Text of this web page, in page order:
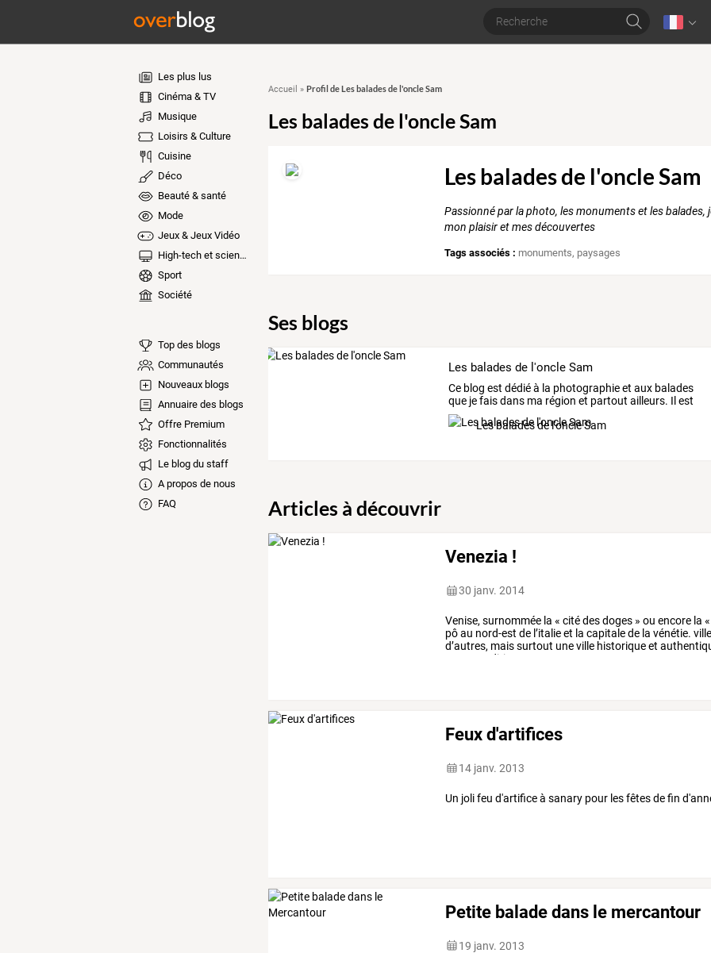
Les plus lus
Cinéma & TV
Musique
Loisirs & Culture
Cuisine
Déco
Beauté & santé
Mode
Jeux & Jeux Vidéo
High-tech et sciences
Sport
Société
Top des blogs
Communautés
Nouveaux blogs
Annuaire des blogs
Offre Premium
Fonctionnalités
Le blog du staff
A propos de nous
FAQ
Accueil » Profil de Les balades de l'oncle Sam
Les balades de l'oncle Sam
Les balades de l'oncle Sam
Passionné par la photo, les monuments et les
mon plaisir et mes découvertes
Tags associés : monuments, paysages
Ses blogs
Les balades de l'oncle Sam
Ceblog est dédiéà la photographieet auxbalades
quejefaisdansma région et partout ailleurs. Il est
fait
Les balades de l'oncle Sam
Articles à découvrir
Venezia !
30 janv. 2014
Venise, surnommée la « citédesdoges » ou encore la «
pôau nord-est de l’italieet la capitalede la vénétie. ville
d’autres, maissurtout uneville historiqueet
traditions
Feux d'artifices
14 janv. 2013
Un joli feu d'artifice à sanary pour les fêtes de fin
Petite balade dans le mercantour
19 janv. 2013